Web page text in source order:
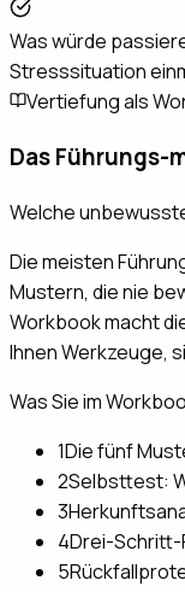
Was würde
Stresssituation
Vertiefung als
Das Führungs-
Welche
Die meisten
Mustern, die nie
Workbook macht
Ihnen Werkzeuge,
Was Sie im
1Die fünf
2Selbsttest:
3
4Drei-Schritt-
5